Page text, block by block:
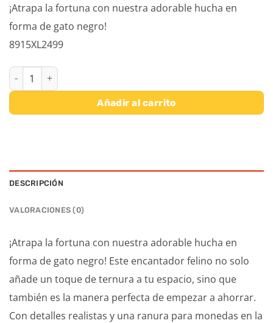
¡Atrapa la fortuna con nuestra adorable hucha en
forma de gato negro!
8915XL2499
HUCHA ITOTAL GATO NEGRO cantidad
Añadir al carrito
DESCRIPCIÓN
VALORACIONES (0)
¡Atrapa la fortuna con nuestra adorable hucha en
forma de gato negro! Este encantador felino no solo
añade un toque de ternura a tu espacio, sino que
también es la manera perfecta de empezar a ahorrar.
Con detalles realistas y una ranura para monedas en la